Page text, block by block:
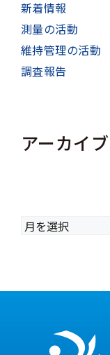
新着情報
測量の活動
維持管理の活動
調査報告
アーカイブ
ア
ー